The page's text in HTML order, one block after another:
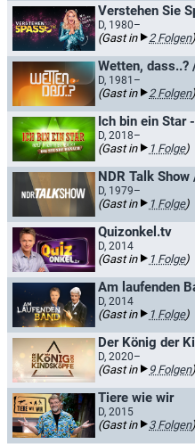
D, 1980–
(Gast in 2 Folgen)
Wetten, dass..?
D, 1981–
(Gast in 2 Folgen)
D, 2018–
(Gast in 1 Folge)
NDR Talk
D, 1979–
(Gast in 1 Folge)
Quizonkel.tv
D, 2014
(Gast in 1 Folge)
Am laufenden
D, 2014
(Gast in 1 Folge)
Der König der
D, 2020–
(Gast in 9 Folgen)
Tiere wie wir
D, 2015
(Gast in 3 Folgen)